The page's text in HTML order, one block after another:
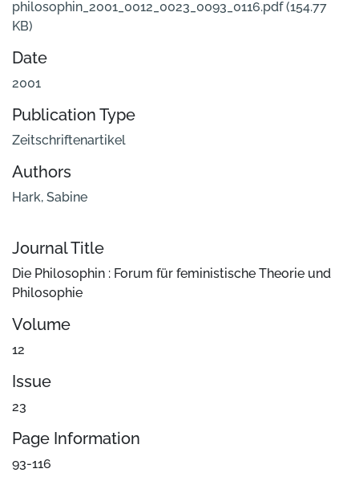
philosophin_2001_0012_0023_0093_0116.pdf(154.77
KB)
Date
2001
Publication Type
Zeitschriftenartikel
Authors
Hark, Sabine
Journal Title
Die Philosophin : Forum für feministische Theorie und
Philosophie
Volume
12
Issue
23
Page Information
93-116